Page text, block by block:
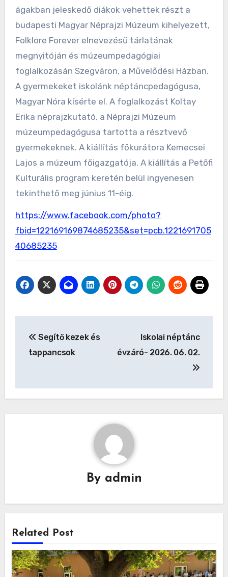
ágakban jeleskedő diákok vehettek részt a
budapesti Magyar Néprajzi Múzeum kihelyezett,
Folklore Forever elnevezésű tárlatának
megnyitóján és múzeumpedagógiai
foglalkozásán Szegváron, a Művelődési Házban.
A gyermekeket iskolánk néptáncpedagógusa,
Magyar Nóra kísérte el. A foglalkozást Koltay
Erika néprajzkutató, a Néprajzi Múzeum
múzeumpedagógusa tartotta a résztvevő
gyermekeknek. A kiállítás főkurátora Kemecsei
Lajos a múzeum főigazgatója. A kiállítás a Petőfi
Kulturális program keretén belül ingyenesen
tekinthető meg június 11-éig.
https://www.facebook.com/photo?
fbid=122169169874685235&set=pcb.1221691705
40685235
navigáció
Segítő kezek és
tappancsok
Iskolai néptánc
évzáró- 2026. 06. 02.
By admin
Related Post